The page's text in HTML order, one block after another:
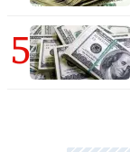
5